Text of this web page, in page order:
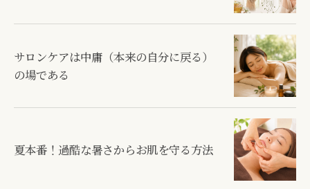
サロンケアは中庸（本来の自分に戻る）
の場である
夏本番！過酷な暑さからお肌を守る方法